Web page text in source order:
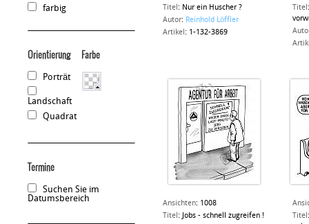
farbig
Orientierung
Porträt
Landschaft
Quadrat
Farbe
Termine
Suchen Sie im
Datumsbereich
Titel : Nur ein Huscher ?
Autor: Reinhold Löffler
Artikel : 1-132-3869
Titel
Ansichten: 1008
Titel :
Jobs - schnell zugreifen !
Titel